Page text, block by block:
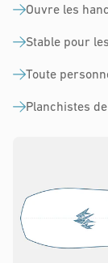
Ouvre les
Stable pour
Toute
Planchistes